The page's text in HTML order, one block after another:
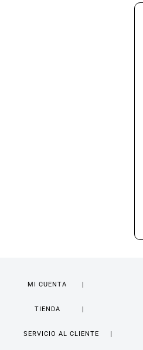
MI CUENTA
TIENDA
SERVICIO AL CLIENTE